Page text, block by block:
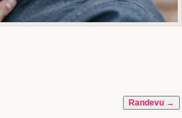
Randevu →